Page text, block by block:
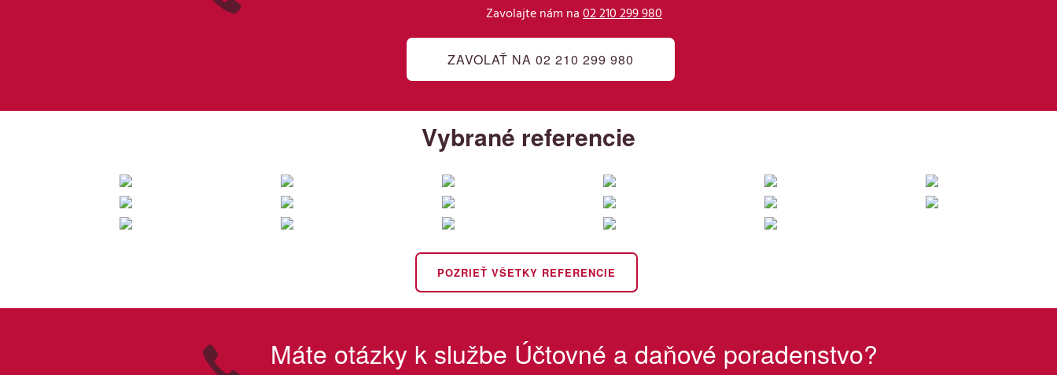
Zavolajte nám na 02 210 299 980
ZAVOLAŤ NA 02 210 299 980
Vybrané referencie
POZRIEŤ VŠETKY REFERENCIE
Máte otázky k službe Účtovné a daňové poradenstvo?